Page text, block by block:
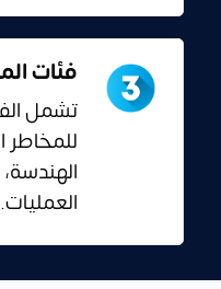
فئات
تشمل
للمخاطر
الهندسة،
العمليات.